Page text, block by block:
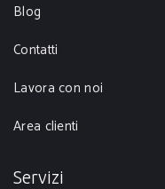
Blog
Contatti
Lavora con noi
Area clienti
Servizi